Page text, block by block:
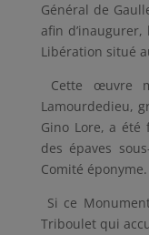
Général de
afin
Libération situé
Cette œuvre
Lamourdedieu,
Gino Lore, a
des épaves
Comité éponyme.
Si ce
Triboulet qui